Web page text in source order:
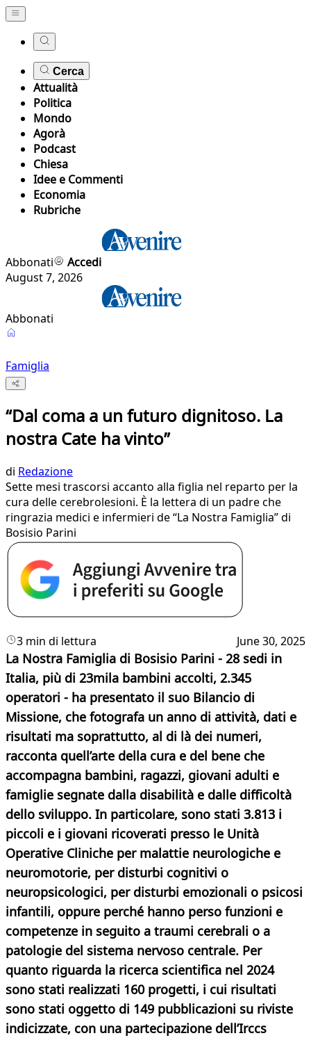
Cerca
Attualità
Politica
Mondo
Agorà
Podcast
Chiesa
Idee e Commenti
Economia
Rubriche
Abbonati
Accedi
August 7, 2026
Abbonati
Famiglia
“Dal coma a un futuro dignitoso. La
nostra Cate ha vinto”
di Redazione
Sette mesi trascorsi accanto alla figlia nel reparto per la
cura delle cerebrolesioni. È la lettera di un padre che
ringrazia medici e infermieri de “La Nostra Famiglia” di
Bosisio Parini
3 min di lettura June 30, 2025
La Nostra Famiglia di Bosisio Parini - 28 sedi in
Italia, più di 23mila bambini accolti, 2.345
operatori - ha presentato il suo Bilancio di
Missione, che fotografa un anno di attività, dati e
risultati ma soprattutto, al di là dei numeri,
racconta quell’arte della cura e del bene che
accompagna bambini, ragazzi, giovani adulti e
famiglie segnate dalla disabilità e dalle difficoltà
dello sviluppo. In particolare, sono stati 3.813 i
piccoli e i giovani ricoverati presso le Unità
Operative Cliniche per malattie neurologiche e
neuromotorie, per disturbi cognitivi o
neuropsicologici, per disturbi emozionali o psicosi
infantili, oppure perché hanno perso funzioni e
competenze in seguito a traumi cerebrali o a
patologie del sistema nervoso centrale. Per
quanto riguarda la ricerca scientifica nel 2024
sono stati realizzati 160 progetti, i cui risultati
sono stati oggetto di 149 pubblicazioni su riviste
indicizzate, con una partecipazione dell’Irccs